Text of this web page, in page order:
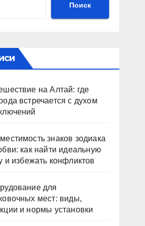
Поиск
на Алтай: где
встречается с духом
знаков зодиака
как найти идеальную
и избежать конфликтов
для
мест: виды,
и нормы установки